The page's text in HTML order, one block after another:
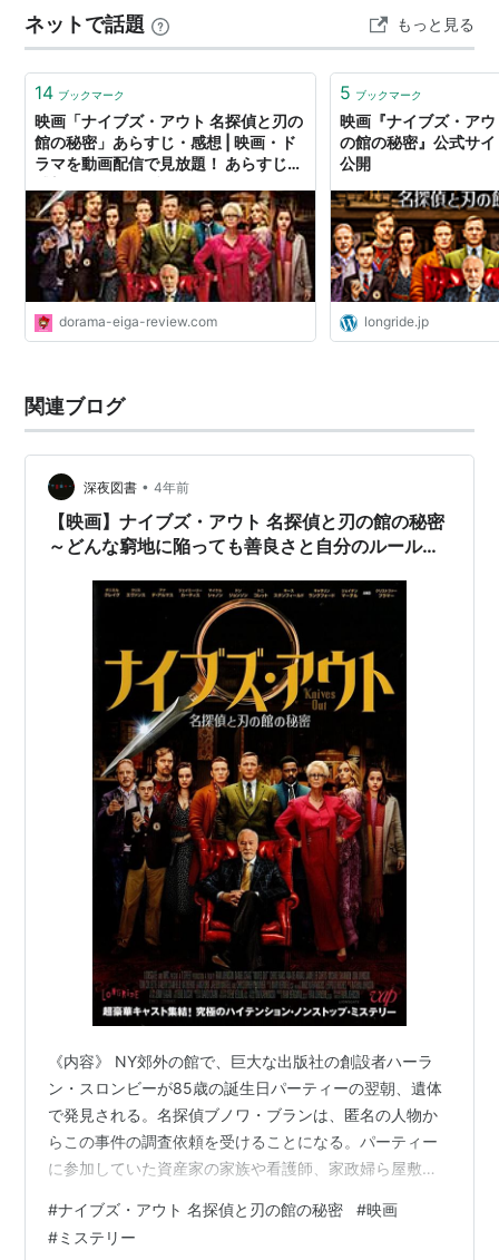
ネットで話題 もっと見る
14 ブックマーク
映画「ナイブズ・アウト 名探偵と刃の
館の秘密」あらすじ・感想 | 映画・ド
ラマを動画配信で見放題！ あらすじ・
dorama-eiga-review.com
5 ブックマーク
映画『ナイブズ・ア
の館の秘密』公式サ
公開
longride.jp
関連ブログ
深夜図書 • 4年前
【映画】ナイブズ・アウト 名探偵と刃の館の秘密
～どんな窮地に陥っても善良さと自分のルールを
《内容》 NY郊外の館で、巨大な出版社の創設者ハーラ
ン・スロンビーが85歳の誕生日パーティーの翌朝、遺体
で発見される。名探偵ブノワ・ブランは、匿名の人物か
らこの事件の調査依頼を受けることになる。パーティー
に参加していた資産家の家族や看護師、家政婦ら屋敷に
のもつれた謎を解き明かし、事件の真相に迫っていく
―。 バクラウで知って見てみた。
#ナイブズ・アウト 名探偵と刃の館の秘密 #映画
#ミステリー